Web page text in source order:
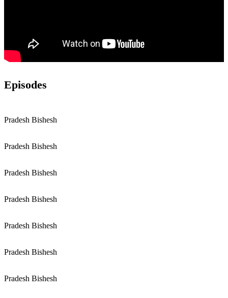
Episodes
Pradesh Bishesh
Pradesh Bishesh
Pradesh Bishesh
Pradesh Bishesh
Pradesh Bishesh
Pradesh Bishesh
Pradesh Bishesh